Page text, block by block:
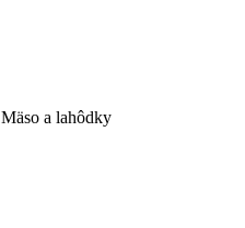
Mäso a lahôdky